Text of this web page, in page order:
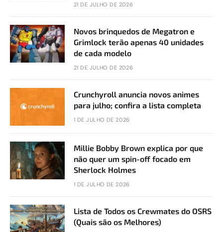
21 DE JULHO DE 2026
Novos brinquedos de Megatron e
Grimlock terão apenas 40 unidades
de cada modelo
21 DE JULHO DE 2026
Crunchyroll anuncia novos animes
para julho; confira a lista completa
1 DE JULHO DE 2026
Millie Bobby Brown explica por que
não quer um spin-off focado em
Sherlock Holmes
1 DE JULHO DE 2026
Lista de Todos os Crewmates do OSRS
(Quais são os Melhores)